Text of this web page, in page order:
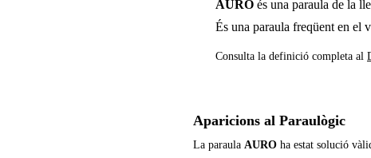
AURO és una paraula de la
És una paraula freqüent en el
Consulta la definició completa al
Aparicions al Paraulògic
La paraula AURO ha estat solució